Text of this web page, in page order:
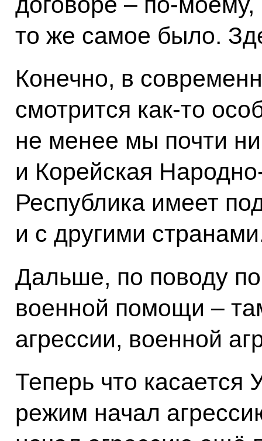
то же самое было.
Конечно, в
смотрится как-то
не менее мы почти
и Корейская
Республика имеет
и с другими
Дальше, по поводу
военной помощи –
агрессии, военной
Теперь что касается
режим начал